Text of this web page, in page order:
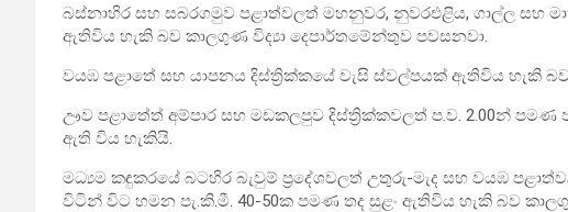
බස්නාහිර සහ සබරගමුව පළාත්වලත් මහනුවර, නුවරඑළිය, ගාල්ල සහ
ඇතිවිය හැකි බව කාලගුණ විද්‍යා දෙපාර්තමේන්තුව පවසනවා.
වයඹ පළාතේ සහ යාපනය දිස්ත්‍රික්කයේ වැසි ස්වල්පයක් ඇතිවිය හැකි
ඌව පළාතේත් අම්පාර සහ මඩකලපුව දිස්ත්‍රික්කවලත් ප.ව. 2.00න්
ඇති විය හැකියි.
මධ්‍යම කඳුකරයේ බටහිර බැවුම් ප්‍රදේශවලත් උතුරු-මැද සහ වයඹ
විටින් විට හමන පැ.කි.මී. 40-50ක පමණ තද සුළං ඇතිවිය හැකි බව